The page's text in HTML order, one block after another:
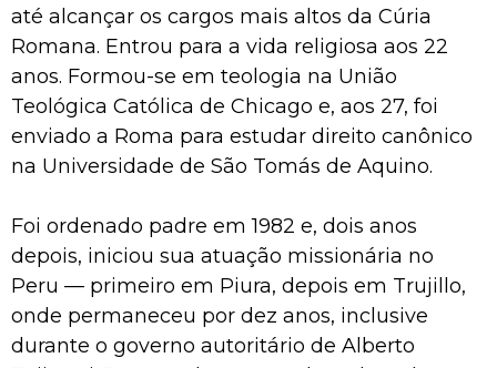
até alcançar os cargos mais altos da Cúria
Romana. Entrou para a vida religiosa aos 22
anos. Formou-se em teologia na União
Teológica Católica de Chicago e, aos 27, foi
enviado a Roma para estudar direito canônico
na Universidade de São Tomás de Aquino.
Foi ordenado padre em 1982 e, dois anos
depois, iniciou sua atuação missionária no
Peru — primeiro em Piura, depois em Trujillo,
onde permaneceu por dez anos, inclusive
durante o governo autoritário de Alberto